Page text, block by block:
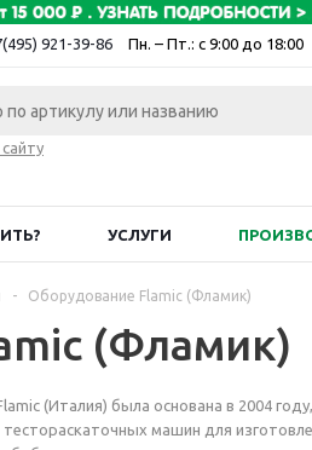
921-39-86 Пн. – Пт.: с 9:00 до 18:00
УСЛУГИ
- Оборудование Flamic (Фламик)
(Фламик)
(Италия) была основана в 2004 году,
машин для